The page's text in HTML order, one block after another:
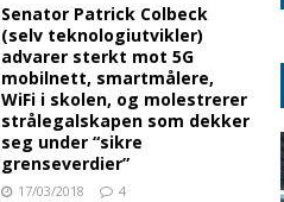
Senator Patrick Colbeck
(selv teknologiutvikler)
advarer sterkt mot 5G
mobilnett, smartmålere,
WiFi i skolen, og molestrerer
strålegalskapen som dekker
seg under “sikre
grenseverdier”
17/03/2018 4